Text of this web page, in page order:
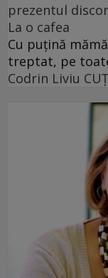
prezentul
La o cafea
Cu puţină
treptat, pe
Codrin Liviu